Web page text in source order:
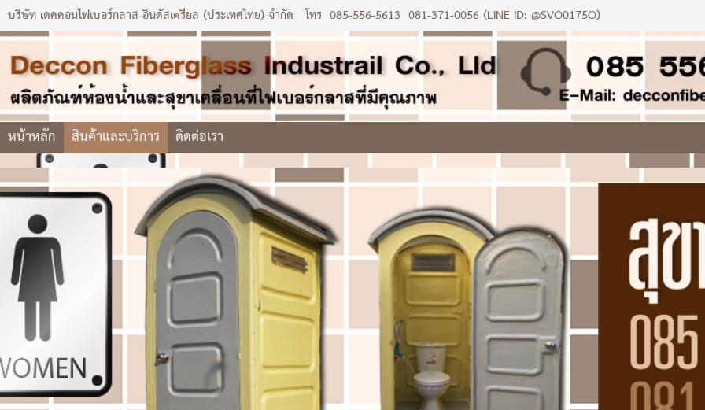
บริษัท เดคคอนไฟเบอร์กลาส อินดัสเตรียล (ประเทศไทย) จำกัด โทร 085-556-5613 081-371-0056 (LINE ID: @SVO0175O)
หน้าหลัก สินค้าและบริการ ติดต่อเรา